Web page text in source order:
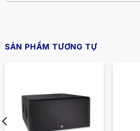
SẢN PHẨM TƯƠNG TỰ